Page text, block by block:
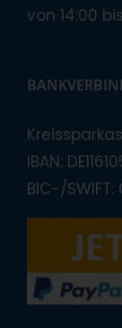
von 14:00
IBAN:
BIC-/SWIFT: